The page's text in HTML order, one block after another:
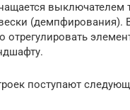
выключателем
(демпфирования).
отрегулировать
поступают